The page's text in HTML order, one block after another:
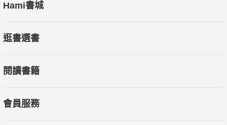
Hami書城
逛書選書
閱讀書籍
會員服務